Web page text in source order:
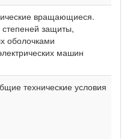
вращающиеся.
защиты,
оболочками
машин
технические условия